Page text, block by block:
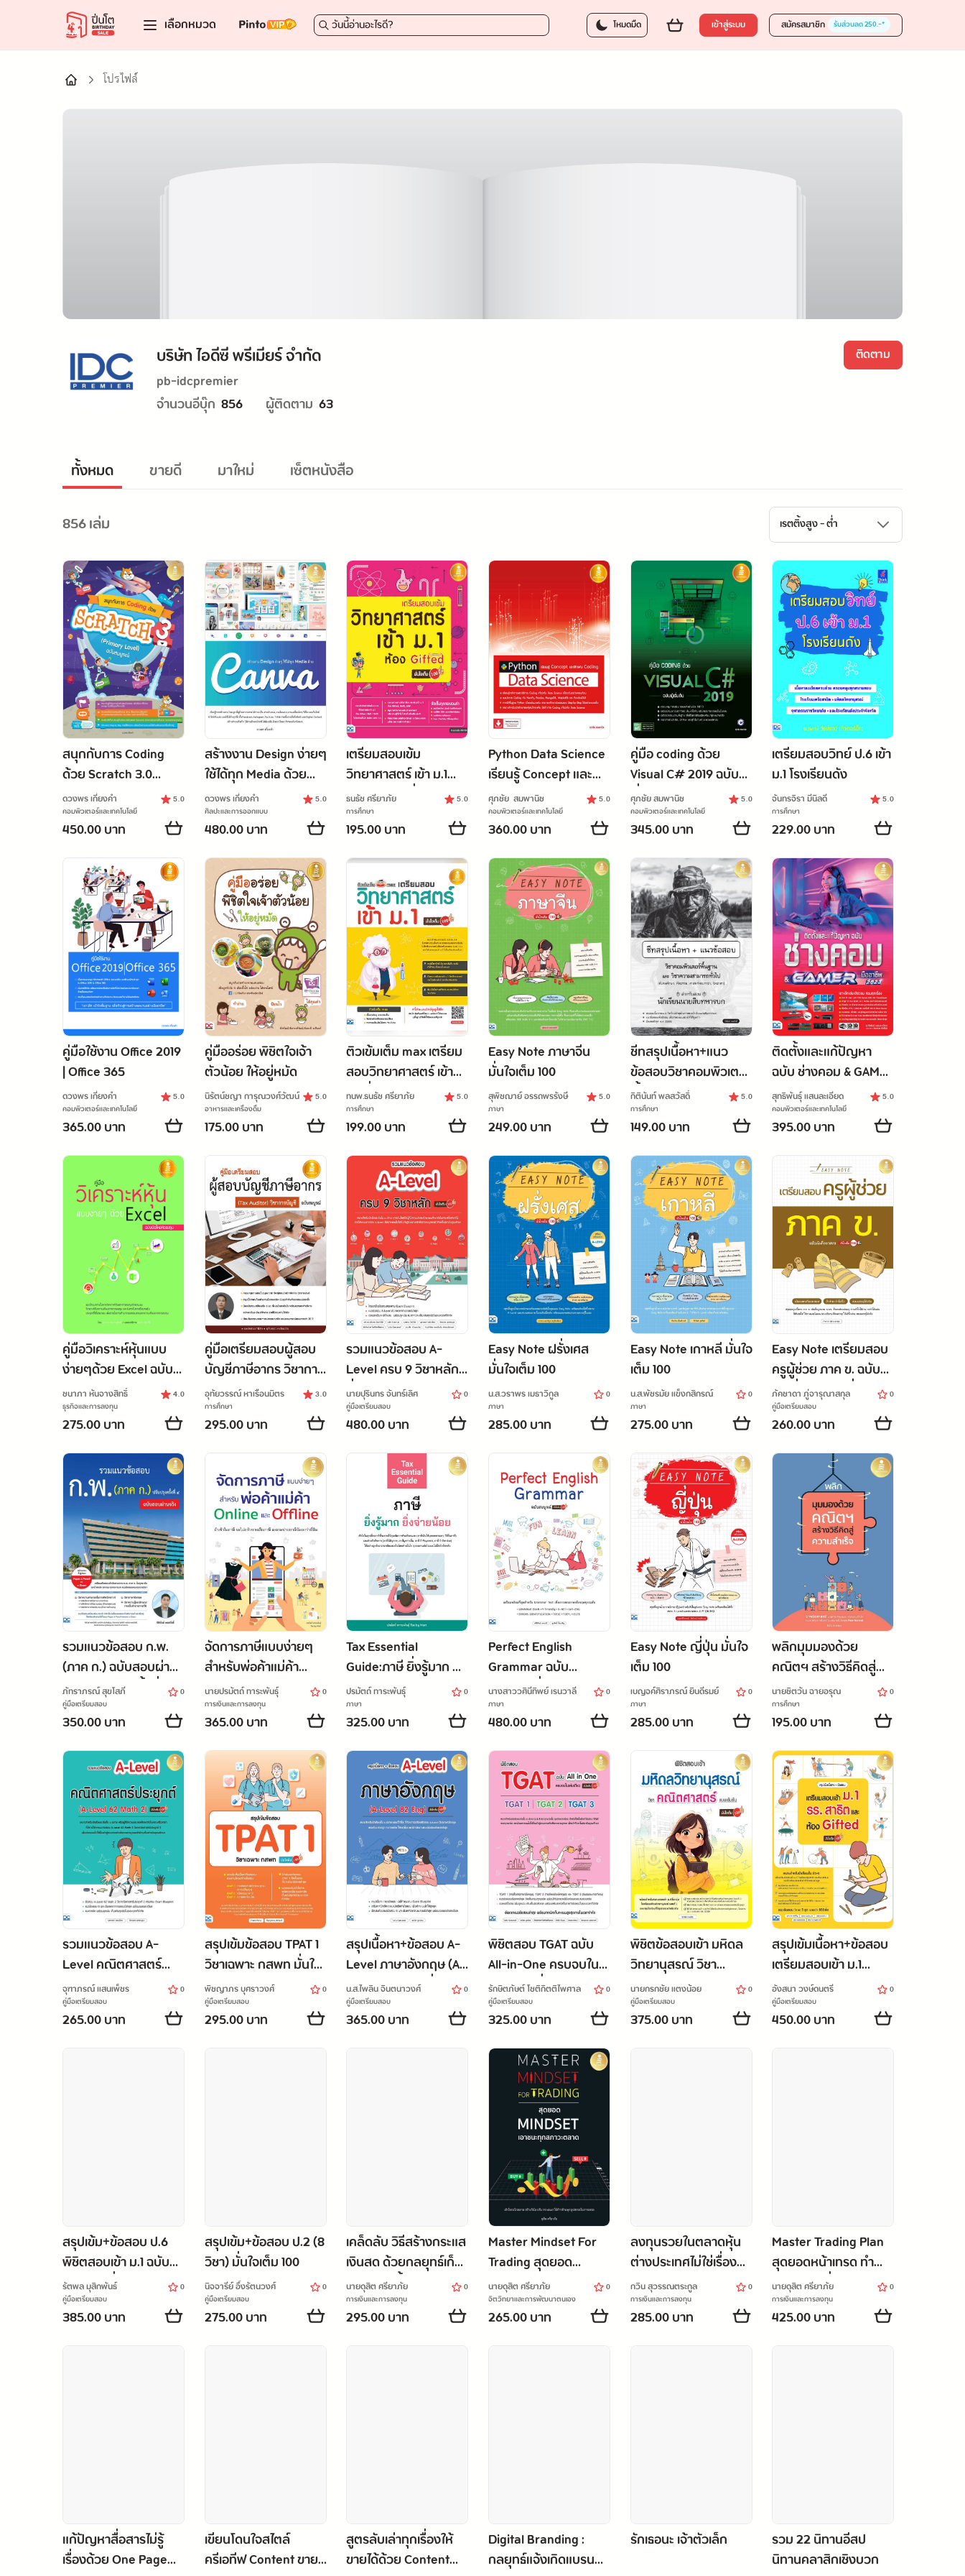
เลือกหมวด โหมดมืด เข้าสู่ระบบ สมัครสมาชิก รับส่วนลด 250.-*
โปรไฟล์
บริษัท ไอดีซี พรีเมียร์ จำกัด
pb-idcpremier
จำนวนอีบุ๊ก 856 ผู้ติดตาม 63
ติดตาม
ทั้งหมด ขายดี มาใหม่
เซ็ตหนังสือ
856 เล่ม
เรตติ้งสูง - ต่ำ
สนุกกับการ Coding
ด้วย Scratch 3.0
(primary Level) ฉบับ
สมบูรณ์
ดวงพร เกี๋ยงคำ 5.0
คอมพิวเตอร์และเทคโนโลยี
450.00 บาท
สร้างงาน Design ง่ายๆ
ใช้ได้ทุก Media ด้วย
Canva
ดวงพร เกี๋ยงคำ 5.0
ศิลปะและการออกแบบ
480.00 บาท
เตรียมสอบเข้ม
วิทยาศาสตร์ เข้า ม.1
ห้อง Gifted มั่นใจเต็ม
100
ธนธัช ศรียาภัย 5.0
การศึกษา
195.00 บาท
Python Data Science
เรียนรู้ Concept และ
ฝึกฝน Coding
ศุภชัย สมพานิช 5.0
คอมพิวเตอร์และเทคโนโลยี
360.00 บาท
คู่มือ coding ด้วย
Visual C# 2019 ฉบับผู้
เริ่มต้น
ศุภชัย สมพานิช 5.0
คอมพิวเตอร์และเทคโนโลยี
345.00 บาท
เตรียมสอบวิทย์ ป.6 เข้า
ม.1 โรงเรียนดัง
จันทรจิรา มีนิลดี 5.0
การศึกษา
229.00 บาท
คู่มือใช้งาน Office 2019
| Office 365
ดวงพร เกี๋ยงคำ 5.0
คอมพิวเตอร์และเทคโนโลยี
365.00 บาท
คู่มืออร่อย พิชิตใจเจ้า
ตัวน้อย ให้อยู่หมัด
นิรัตน์ชญา การุณวงศ์วัฒน์ 5.0
อาหารและเครื่องดื่ม
175.00 บาท
ติวเข้มเต็ม max เตรียม
สอบวิทยาศาสตร์ เข้า
ม.1 มั่นใจเต็ม 100
ทนพ.ธนธัช ศรียาภัย 5.0
การศึกษา
199.00 บาท
Easy Note ภาษาจีน
มั่นใจเต็ม 100
สุพิชฌาย์ อรรถพรรังษี 5.0
ภาษา
249.00 บาท
ชีทสรุปเนื้อหา+แนว
ข้อสอบวิชาคอมพิวเตอร์
พื้นฐาน&วิชาความ
สามารถทั่วไป สำหรับ
สอบนักเรียนนายสิบ
ทหารบก
กิตินันท์ พลสวัสดิ์ 5.0
การศึกษา
149.00 บาท
ติดตั้งและแก้ปัญหา
ฉบับ ช่างคอม & GAMER
มืออาชีพ 2023
สุทธิพันธุ์ แสนละเอียด 5.0
คอมพิวเตอร์และเทคโนโลยี
395.00 บาท
คู่มือวิเคราะห์หุ้นแบบ
ง่ายๆด้วย Excel ฉบับ
มือใหม่หัดลงทุน
ชนาภา หันจางสิทธิ์ 4.0
ธุรกิจและการลงทุน
275.00 บาท
คู่มือเตรียมสอบผู้สอบ
บัญชีภาษีอากร วิชาการ
บัญชี ฉ.สมบูรณ์
อุทัยวรรณ์ หาเรือนมิตร 3.0
การศึกษา
295.00 บาท
รวมแนวข้อสอบ A-
Level ครบ 9 วิชาหลัก
มั่นใจเต็ม 100
นายปุรินทร จันทร์เลิศ 0
คู่มือเตรียมสอบ
480.00 บาท
Easy Note ฝรั่งเศส
มั่นใจเต็ม 100
น.ส.วราพร เมธาวิกูล 0
ภาษา
285.00 บาท
Easy Note เกาหลี มั่นใจ
เต็ม 100
น.ส.พัชรมัย แข็งกสิกรณ์ 0
ภาษา
275.00 บาท
Easy Note เตรียมสอบ
ครูผู้ช่วย ภาค ข. ฉบับ
เน้นที่ออกสอบ มั่นใจเต็ม
100
ภัคชาดา ภู่จารุณาสกุล 0
คู่มือเตรียมสอบ
260.00 บาท
รวมแนวข้อสอบ ก.พ.
(ภาค ก.) ฉบับสอบผ่าน
จริง ปรับปรุงครั้งที่ 4
ภัทราภรณ์ สุขโสภี 0
คู่มือเตรียมสอบ
350.00 บาท
จัดการภาษีแบบง่ายๆ
สำหรับพ่อค้าแม่ค้า
Online และ Offline
นายปรมัตถ์ ทาระพันธุ์ 0
การเงินและการลงทุน
365.00 บาท
Tax Essential
Guide:ภาษี ยิ่งรู้มาก ยิ่ง
จ่ายน้อย
ปรมัตถ์ ทาระพันธุ์ 0
ภาษา
325.00 บาท
Perfect English
Grammar ฉบับ
สมบูรณ์ มั่นใจเต็ม 100
นางสาววศินีทิพย์ เรนวาลี 0
ภาษา
480.00 บาท
Easy Note ญี่ปุ่น มั่นใจ
เต็ม 100
เบญจค์ศิราภรณ์ ยินดีรมย์ 0
ภาษา
285.00 บาท
พลิกมุมมองด้วย
คณิตฯ สร้างวิธีคิดสู่
ความสำเร็จ
นายชิตวัน ฉายอรุณ 0
การศึกษา
195.00 บาท
รวมแนวข้อสอบ A-
Level คณิตศาสตร์
ประยุกต์ (A-Level 62
Math 2) มั่นใจเต็ม 100
จุฑาภรณ์ แสนเพ็ชร 0
คู่มือเตรียมสอบ
265.00 บาท
สรุปเข้มข้อสอบ TPAT 1
วิชาเฉพาะ กสพท มั่นใจ
เต็ม 100
พิชญาภร บุศราวงศ์ 0
คู่มือเตรียมสอบ
295.00 บาท
สรุปเนื้อหา+ข้อสอบ A-
Level ภาษาอังกฤษ (A-
Level 82 Eng) มั่นใจ
เต็ม 100
น.ส.ไพลิน จินตนาวงศ์ 0
คู่มือเตรียมสอบ
365.00 บาท
พิชิตสอบ TGAT ฉบับ
All-in-One ครบจบใน
เล่มเดียว มั่นใจเต็ม 100
รักษิตภัษต์ โชติกิตติไพศาล 0
คู่มือเตรียมสอบ
325.00 บาท
พิชิตข้อสอบเข้า มหิดล
วิทยานุสรณ์ วิชา
คณิตศาสตร์ แบบเข้ม
ข้น มั่นใจเต็ม 100
นายกรกชัย แตงน้อย 0
คู่มือเตรียมสอบ
375.00 บาท
สรุปเข้มเนื้อหา+ข้อสอบ
เตรียมสอบเข้า ม.1
รร.สาธิต และห้อง
Gifted มั่นใจเต็ม 100
อังสนา วงษ์ดนตรี 0
คู่มือเตรียมสอบ
450.00 บาท
สรุปเข้ม+ข้อสอบ ป.6
พิชิตสอบเข้า ม.1 ฉบับ
สมบูรณ์ มั่นใจเต็ม 100
รัตพล มุสิกพันธ์ 0
คู่มือเตรียมสอบ
385.00 บาท
สรุปเข้ม+ข้อสอบ ป.2 (8
วิชา) มั่นใจเต็ม 100
นิจจารีย์ อึ้งรัตนวงศ์ 0
คู่มือเตรียมสอบ
275.00 บาท
เคล็ดลับ วิธีสร้างกระแส
เงินสด ด้วยกลยุทธ์เก็ง
กำไรระยะสั้น
นายดุสิต ศรียาภัย 0
การเงินและการลงทุน
295.00 บาท
Master Mindset For
Trading สุดยอด
Mindset เอาชนะทุก
สภาวะตลาด
นายดุสิต ศรียาภัย 0
จิตวิทยาและการพัฒนาตนเอง
265.00 บาท
ลงทุนรวยในตลาดหุ้น
ต่างประเทศไม่ใช่เรื่อง
ยาก
กวิน สุวรรณตระกูล 0
การเงินและการลงทุน
285.00 บาท
Master Trading Plan
สุดยอดหน้าเทรด ทำ
กำไรอย่างยั่งยืน
นายดุสิต ศรียาภัย 0
การเงินและการลงทุน
425.00 บาท
แก้ปัญหาสื่อสารไม่รู้
เรื่องด้วย One Page
เขียนโดนใจสไตล์
ครีเอทีฟ Content ขายดี
สูตรลับเล่าทุกเรื่องให้
ขายได้ด้วย Content
Digital Branding :
กลยุทธ์แจ้งเกิดแบรนด์
รักเธอนะ เจ้าตัวเล็ก รวม 22 นิทานอีสป
นิทานคลาสิกเชิงบวก